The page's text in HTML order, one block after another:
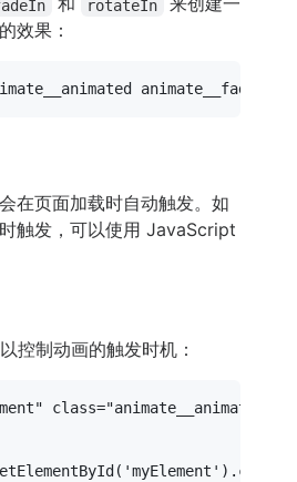
rotateIn
效果：
animate__fadeIn
在页面加载时自动触发。如
触发，可以使用 JavaScript
控制动画的触发时机：
class="animate__animated
( 'myElement' ).